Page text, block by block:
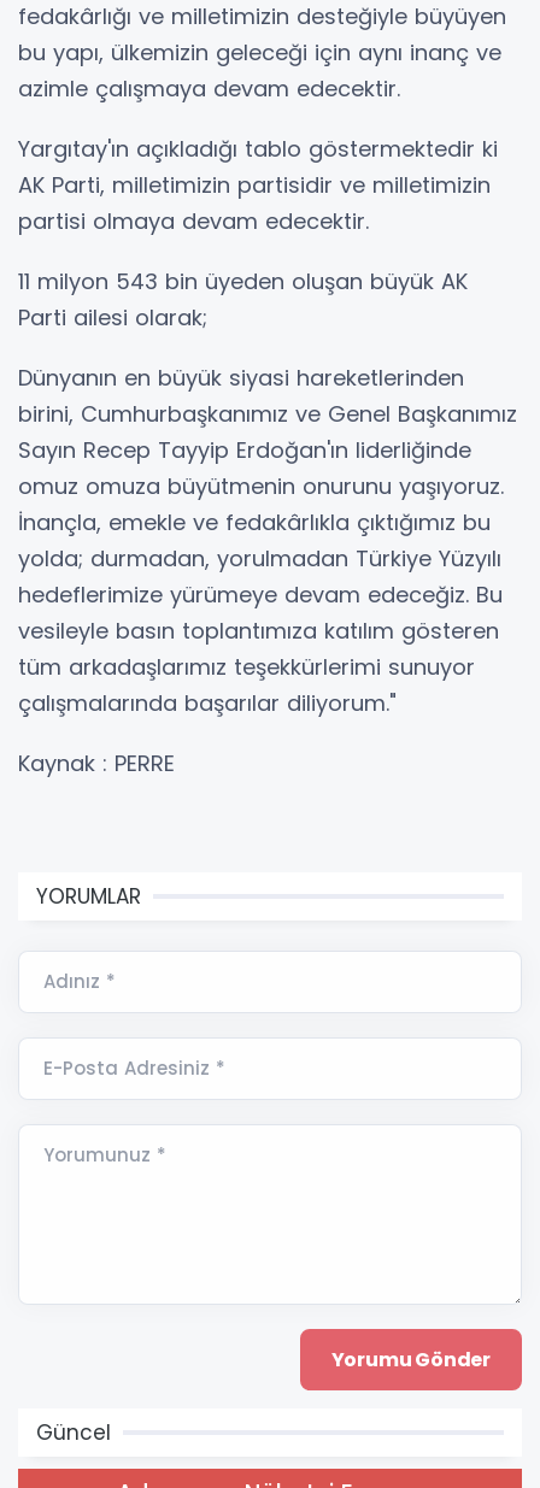
fedakârlığı ve milletimizin desteğiyle büyüyen
bu yapı, ülkemizin geleceği için aynı inanç ve
azimle çalışmaya devam edecektir.
Yargıtay'ın açıkladığı tablo göstermektedir ki
AK Parti, milletimizin partisidir ve milletimizin
partisi olmaya devam edecektir.
11 milyon 543 bin üyeden oluşan büyük AK
Parti ailesi olarak;
Dünyanın en büyük siyasi hareketlerinden
birini, Cumhurbaşkanımız ve Genel Başkanımız
Sayın Recep Tayyip Erdoğan'ın liderliğinde
omuz omuza büyütmenin onurunu yaşıyoruz.
İnançla, emekle ve fedakârlıkla çıktığımız bu
yolda; durmadan, yorulmadan Türkiye Yüzyılı
hedeflerimize yürümeye devam edeceğiz. Bu
vesileyle basın toplantımıza katılım gösteren
tüm arkadaşlarımız teşekkürlerimi sunuyor
çalışmalarında başarılar diliyorum."
Kaynak : PERRE
YORUMLAR
Adınız *
E-Posta Adresiniz *
Yorumunuz *
Güncel